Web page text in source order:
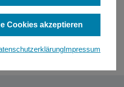
Cookies akzeptieren
Impressum